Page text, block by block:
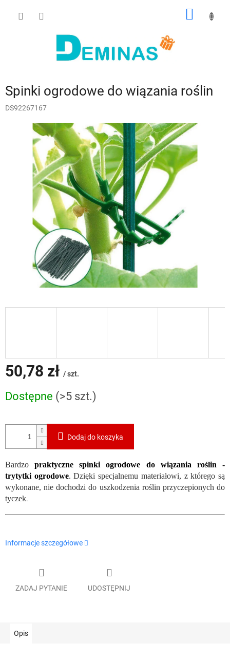
Spinki ogrodowe do wiązania roślin
DS92267167
50,78 zł / szt.
jednostkowa:
Dostępne (>5 szt.)
Dodaj do koszyka
Bardzopraktyczne spinki ogrodowe do wiązania roślin -
trytytki ogrodowe. Dzięki specjalnemu materiałowi, z którego są
wykonane, nie dochodzi do uszkodzenia roślin przyczepionych do
tyczek.
Informacje szczegółowe
ZADAJ PYTANIE UDOSTĘPNIJ
Opis